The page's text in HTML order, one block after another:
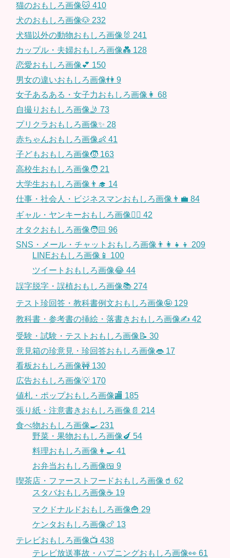
猫のおもしろ画像🐱 410
犬のおもしろ画像🐶 232
犬猫以外の動物おもしろ画像🐰 241
カップル・夫婦おもしろ画像💑 128
恋愛おもしろ画像💕 150
男女の違いおもしろ画像👫 9
女子あるある・女子力おもしろ画像👩 68
自撮りおもしろ画像🤳 73
プリクラおもしろ画像✨ 28
赤ちゃんおもしろ画像👶 41
子どもおもしろ画像🧒 163
高校生おもしろ画像🧑 21
大学生おもしろ画像👨‍🎓 14
仕事・社会人・ビジネスマンおもしろ画像👨‍💼 84
ギャル・ヤンキーおもしろ画像👱‍♀️ 42
オタクおもしろ画像🧑🏻 96
SNS・メール・チャットおもしろ画像👨‍👩‍👧‍👦 209
LINEおもしろ画像📱 100
ツイートおもしろ画像😂 44
誤字脱字・誤植おもしろ画像📚 274
テスト珍回答・教科書例文おもしろ画像🤪 129
教科書・参考書の挿絵・落書きおもしろ画像✍️ 42
受験・試験・テストおもしろ画像📝 30
意見箱の珍意見・珍回答おもしろ画像👄 17
看板おもしろ画像🚧 130
広告おもしろ画像💡 170
値札・ポップおもしろ画像🏬 185
張り紙・注意書きおもしろ画像📄 214
食べ物おもしろ画像🍳 231
野菜・果物おもしろ画像🍆 54
料理おもしろ画像👩‍🍳 41
お弁当おもしろ画像🍱 9
喫茶店・ファーストフードおもしろ画像🥤 62
スタバおもしろ画像☕️ 19
マクドナルドおもしろ画像🍟 29
ケンタおもしろ画像🍗 13
テレビおもしろ画像📺 438
テレビ放送事故・ハプニングおもしろ画像👀 61